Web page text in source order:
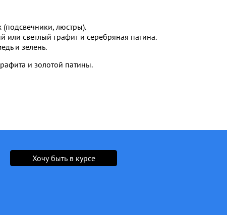
(подсвечники, люстры).
или светлый графит и серебряная патина.
и зелень.
и золотой патины.
Хочу быть в курсе